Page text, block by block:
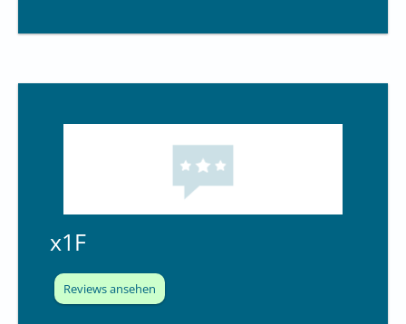
x1F
Reviews ansehen